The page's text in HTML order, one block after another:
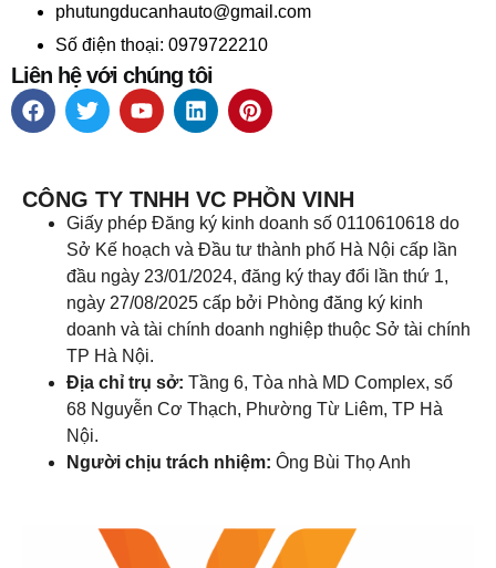
phutungducanhauto@gmail.com
Số điện thoại: 0979722210
Liên hệ với chúng tôi
CÔNG TY TNHH VC PHỒN VINH
Giấy phép Đăng ký kinh doanh số 0110610618 do
Sở Kế hoạch và Đầu tư thành phố Hà Nội cấp lần
đầu ngày 23/01/2024, đăng ký thay đổi lần thứ 1,
ngày 27/08/2025 cấp bởi Phòng đăng ký kinh
doanh và tài chính doanh nghiệp thuộc Sở tài chính
TP Hà Nội.
Địa chỉ trụ sở: Tầng 6, Tòa nhà MD Complex, số
68 Nguyễn Cơ Thạch, Phường Từ Liêm, TP Hà
Nội.
Người chịu trách nhiệm: Ông Bùi Thọ Anh